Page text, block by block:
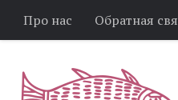
Про нас Обратная